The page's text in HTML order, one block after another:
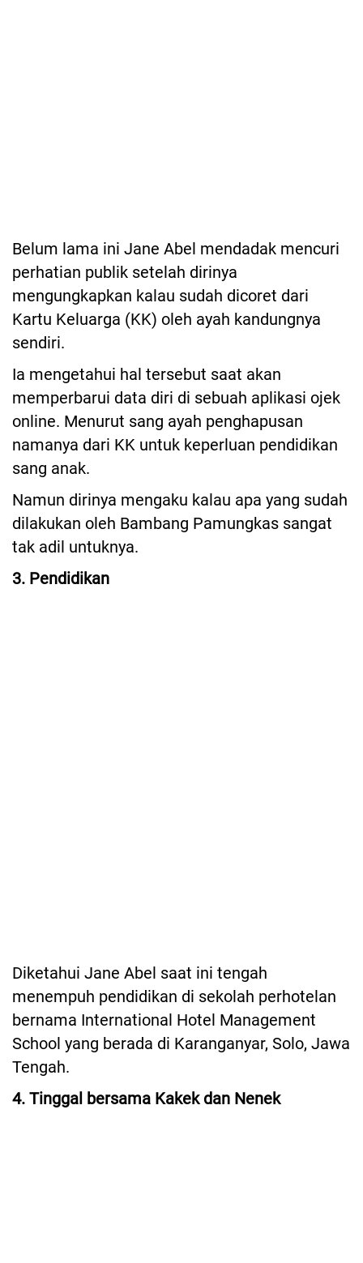
Belum lama ini Jane Abel mendadak mencuri
perhatian publik setelah dirinya
mengungkapkan kalau sudah dicoret dari
Kartu Keluarga (KK) oleh ayah kandungnya
sendiri.
Ia mengetahui hal tersebut saat akan
memperbarui data diri di sebuah aplikasi ojek
online. Menurut sang ayah penghapusan
namanya dari KK untuk keperluan pendidikan
sang anak.
Namun dirinya mengaku kalau apa yang sudah
dilakukan oleh Bambang Pamungkas sangat
tak adil untuknya.
3. Pendidikan
Diketahui Jane Abel saat ini tengah
menempuh pendidikan di sekolah perhotelan
bernama International Hotel Management
School yang berada di Karanganyar, Solo, Jawa
Tengah.
4. Tinggal bersama Kakek dan Nenek